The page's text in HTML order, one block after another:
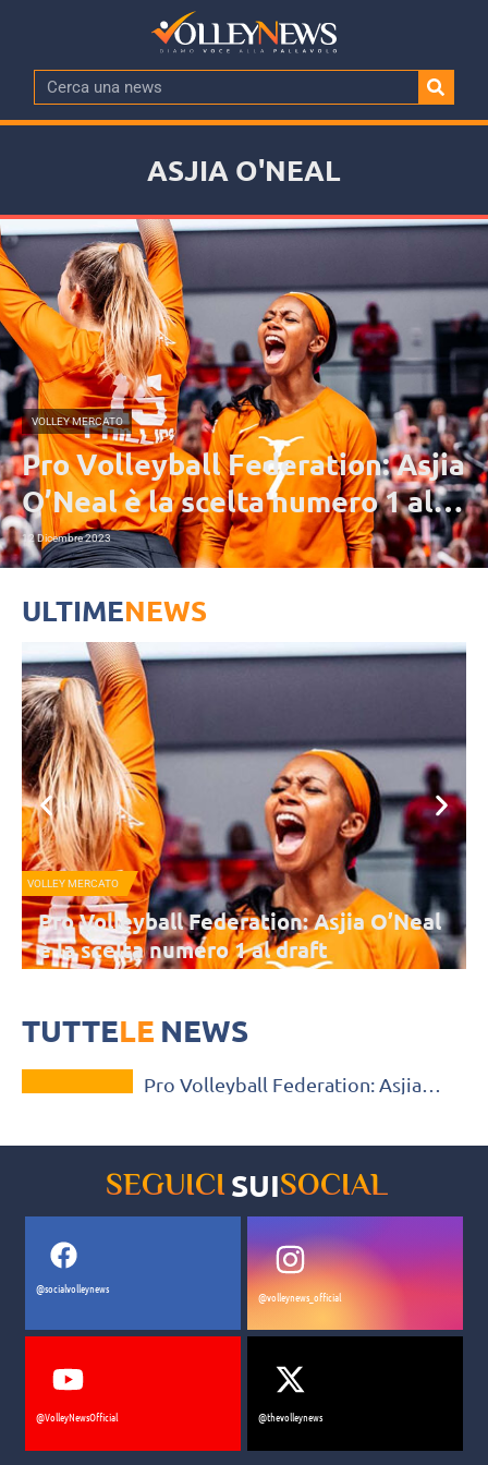
ASJIA O'NEAL
VOLLEY MERCATO
Pro Volleyball Federation: Asjia
O’Neal è la scelta numero 1 al
draft
12 Dicembre 2023
ULTIMENEWS
VOLLEY MERCATO
Pro Volleyball Federation: Asjia O’Neal
è la scelta numero 1 al draft
TUTTELE NEWS
VOLLEY MERCATO
Pro Volleyball Federation: Asjia
SEGUICI SUISOCIAL
@socialvolleynews
@volleynews_official
@VolleyNewsOfficial @thevolleynews